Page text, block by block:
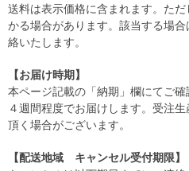
送料は表示価格に含まれます。た
かる場合があります。該当する場
絡いたします。
【お届け時期】
本ページ記載の「納期」欄にてご
４週間程度でお届けします。受注
頂く場合がございます。
【配送地域 キャンセル受付期限】